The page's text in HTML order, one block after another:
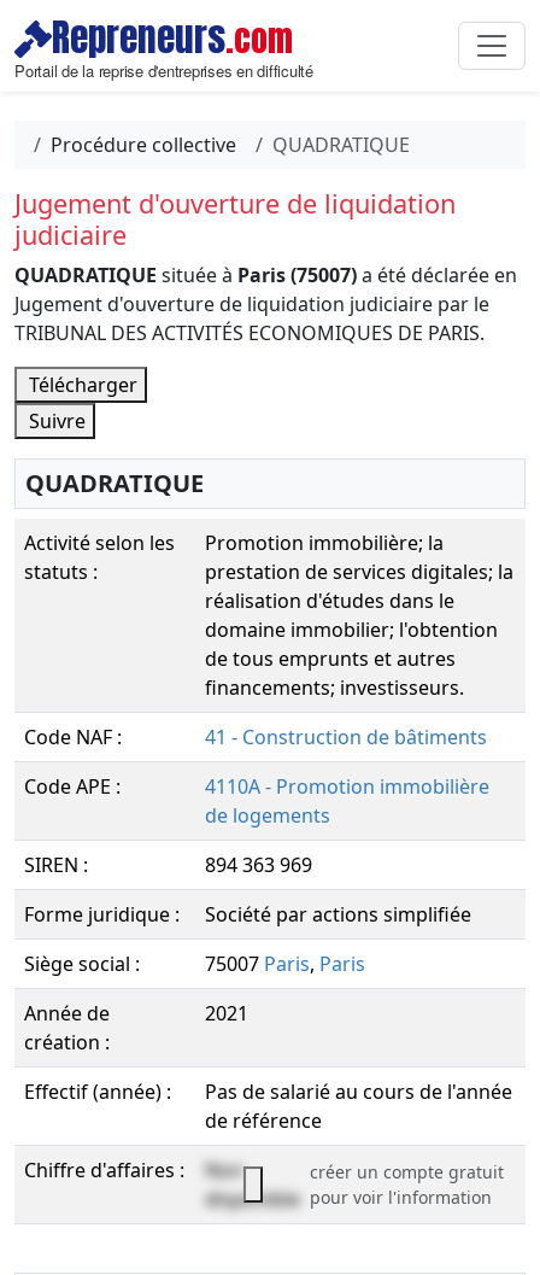
Repreneurs.com
Portail de la reprise d'entreprises en difficulté
Procédure collective QUADRATIQUE
Jugement d'ouverture de liquidation
judiciaire
QUADRATIQUE située à Paris (75007)a été déclarée en
Jugement d'ouverture de liquidation judiciaire par le
TRIBUNAL DES ACTIVITÉS ECONOMIQUES DE PARIS.
Télécharger
Suivre
QUADRATIQUE
Activité selon les
statuts :
Promotion immobilière; la
prestation de services digitales; la
réalisation d'études dans le
domaine immobilier; l'obtention
de tous emprunts et autres
financements; investisseurs.
Code NAF :
41 - Construction de bâtiments
Code APE :
4110A - Promotion immobilière
de logements
SIREN :
894 363 969
Forme juridique :
Société par actions simplifiée
Siège social :
75007 Paris, Paris
Année de
création :
2021
Effectif (année) :
Pas de salarié au cours de l'année
de référence
Chiffre d'affaires :
Non
disponible
créer un compte gratuit
pour voir l'information